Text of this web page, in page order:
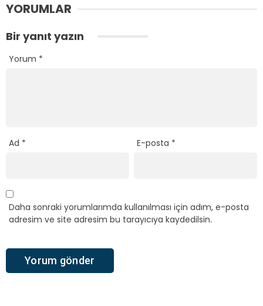
YORUMLAR
Bir yanıt yazın
Yorum *
Ad * E-posta *
Daha sonraki yorumlarımda kullanılması için adım, e-posta
adresim ve site adresim bu tarayıcıya kaydedilsin.